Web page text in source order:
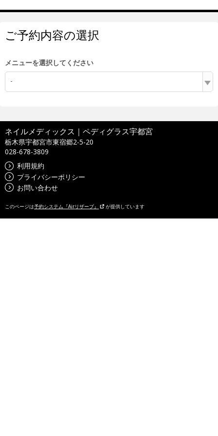
ご予約内容の選択
メニューを選択してください
-
ネイルメディックス｜ペディグラス宇都宮
栃木県宇都宮市東宿郷2-5-20
028-678-3809
利用規約
プライバシーポリシー
お問い合わせ
このページは予約システム『Airリザーブ』 が提供しています